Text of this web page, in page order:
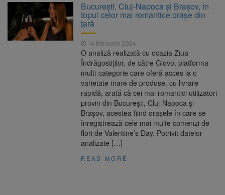
propriul record mondial. Betty Bromage a
zburat din nou pe aripa unui avion
9 august 2026
Tristan Tate cer eliberarea lor pe cauțiune în
Se schimbă examenul de
medic specialist. Subiecte unice în toată țara,
aceeași oră și același barem
Se schimbă regulile pentru
capsulele de cafea și ambalajele de unică
folosință. Noul regulament UE se aplică din 12
București, Cluj-Napoca și Brașov, în
topul celor mai romantice orașe din
țară
14 februarie 2024
O analiză realizată cu ocazia Ziua
Îndrăgostiților, de către Glovo, platforma
multi-categorie care oferă acces la o
varietate mare de produse, cu livrare
rapidă, arată că cei mai romantici utilizatori
provin din București, Cluj-Napoca și
Brașov, acestea fiind orașele în care se
înregistrează cele mai multe comenzi de
flori de Valentine’s Day. Potrivit datelor
analizate […]
READ MORE